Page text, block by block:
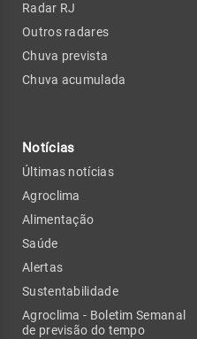
Radar RJ
Outros radares
Chuva prevista
Chuva acumulada
Notícias
Últimas notícias
Agroclima
Alimentação
Saúde
Alertas
Sustentabilidade
Agroclima - Boletim Semanal
de previsão do tempo